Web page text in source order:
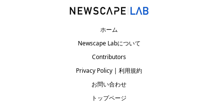
ホーム
Newscape Labについて
Contributors
Privacy Policy | 利用規約
お問い合わせ
トップページ